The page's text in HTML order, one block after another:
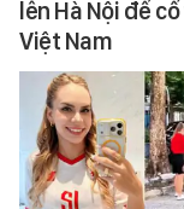
lên Hà Nội để
Việt Nam